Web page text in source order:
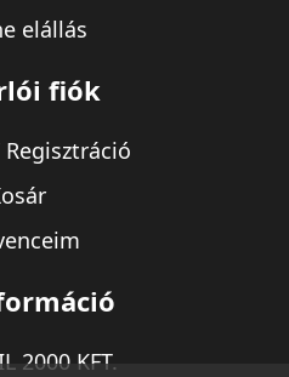
elállás
fiók
2000 KFT.